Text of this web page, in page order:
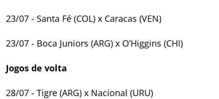
23/07 - Santa Fé (COL) x Caracas (VEN)
23/07 - Boca Juniors (ARG) x O’Higgins (CHI)
Jogos de volta
28/07 - Tigre (ARG) x Nacional (URU)